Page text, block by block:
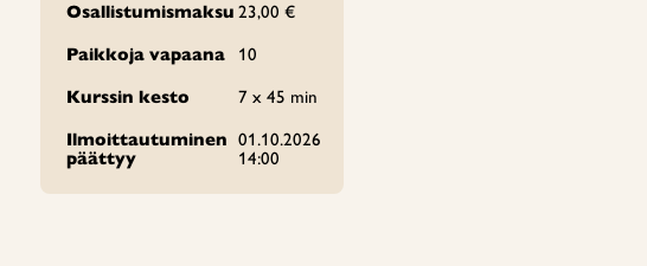
Osallistumismaksu 23,00 €
Paikkoja vapaana
10
Kurssin kesto
7 x 45 min
Ilmoittautuminen
päättyy
01.10.2026
14:00